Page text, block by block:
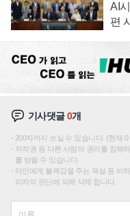
AI
편
기사댓글0개
200자까지 쓰실 수 있습니다. (현재 0
저작권 등 다른 사람의 권리를 침해
를 받을 수 있습니다.
타인에게 불쾌감을 주는 욕설 등 비
리자의 판단에 의해 삭제 합니다.